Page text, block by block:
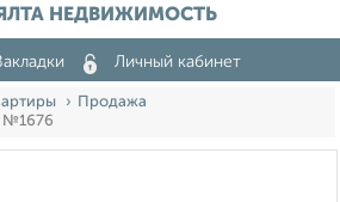
НЕДВИЖИМОСТЬ
Личный кабинет
Продажа
№1676